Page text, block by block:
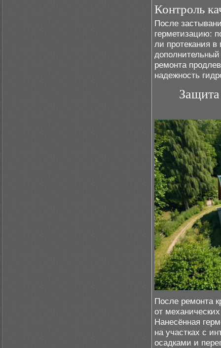
Контроль
После
герметизацию:
ли протекания
дополнительный
ремонта
надежность
После ремонта
от
Нанесённая
на участках с
осадками и